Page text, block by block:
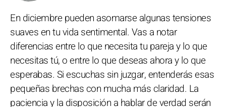
En diciembre pueden asomarse algunas tensiones
suaves en tu vida sentimental. Vas a notar
diferencias entre lo que necesita tu pareja y lo que
necesitas tú, o entre lo que deseas ahora y lo que
esperabas. Si escuchas sin juzgar, entenderás esas
pequeñas brechas con mucha más claridad. La
paciencia y la disposición a hablar de verdad serán